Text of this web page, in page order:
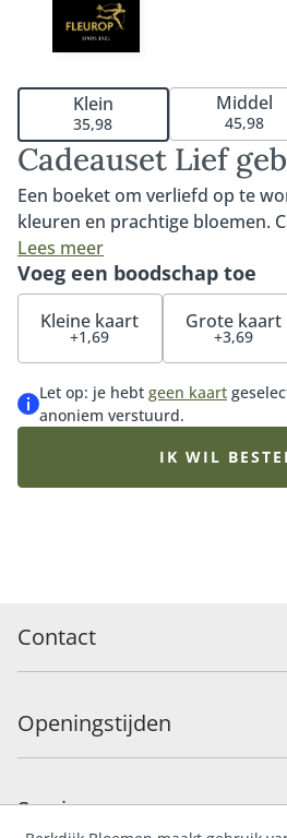
Cadeauset Lief
Een boeket om verliefd op te
kleuren en prachtige bloemen.
is het perfecte geschenk om
verrassen. Het boeket wordt
zodat de ontvanger direct kan
prachtige, sfeervolle boeket.
Lees meer
Klein
35,98
Middel
45,98
Voeg een boodschap toe
Kleine kaart
+1,69
Grote kaart
+3,69
Let op: je hebt geen kaart
anoniem verstuurd.
IK WIL
Contact
Openingstijden
Service